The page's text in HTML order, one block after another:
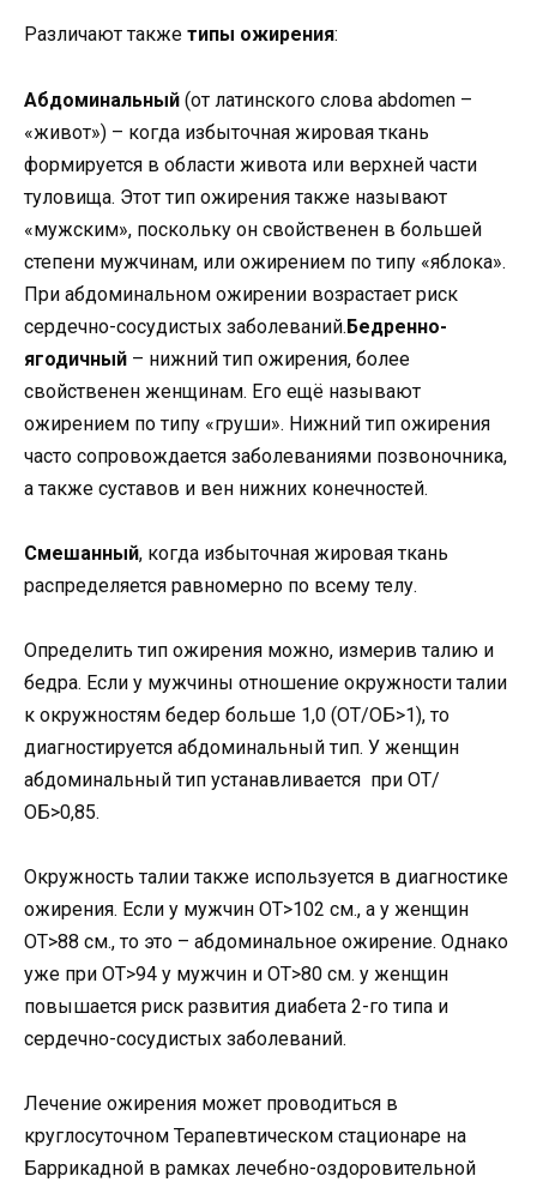
Различают также типы ожирения:
Абдоминальный (от латинского слова abdomen –
«живот») – когда избыточная жировая ткань
формируется в области живота или верхней части
туловища. Этот тип ожирения также называют
«мужским», поскольку он свойственен в большей
степени мужчинам, или ожирением по типу «яблока».
При абдоминальном ожирении возрастает риск
сердечно-сосудистых заболеваний.Бедренно-
ягодичный – нижний тип ожирения, более
свойственен женщинам. Его ещё называют
ожирением по типу «груши». Нижний тип ожирения
часто сопровождается заболеваниями позвоночника,
а также суставов и вен нижних конечностей.
Смешанный, когда избыточная жировая ткань
распределяется равномерно по всему телу.
Определить тип ожирения можно, измерив талию и
бедра. Если у мужчины отношение окружности талии
к окружностям бедер больше 1,0 (ОТ/ОБ>1), то
диагностируется абдоминальный тип. У женщин
абдоминальный тип устанавливается при ОТ/
ОБ>0,85.
Окружность талии также используется в диагностике
ожирения. Если у мужчин ОТ>102 см., а у женщин
ОТ>88 см., то это – абдоминальное ожирение. Однако
уже при ОТ>94 у мужчин и ОТ>80 см. у женщин
повышается риск развития диабета 2-го типа и
сердечно-сосудистых заболеваний.
Лечение ожирения может проводиться в
круглосуточном Терапевтическом стационаре на
Баррикадной в рамках лечебно-оздоровительной